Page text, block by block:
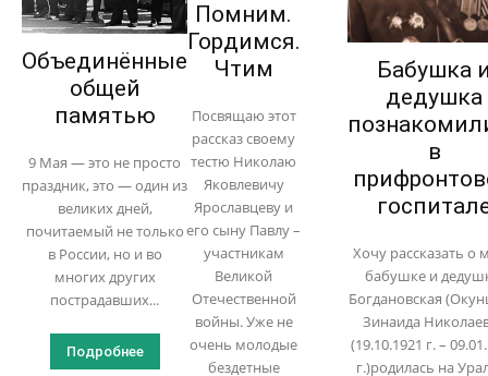
Объединённые
общей
памятью
9 Мая — это не просто
праздник, это — один из
великих дней,
почитаемый не только
в России, но и во
многих других
пострадавших...
Подробнее
Помним.
Гордимся.
Чтим
Посвящаю этот
рассказ своему
тестю Николаю
Яковлевичу
Ярославцеву и
его сыну Павлу –
участникам
Великой
Отечественной
войны. Уже не
очень молодые
бездетные
Бабушка
дедушка
в
Хочу рассказать о
бабушке и
Богдановская
Зинаида
(19.10.1921 г. –
г.)родилась на